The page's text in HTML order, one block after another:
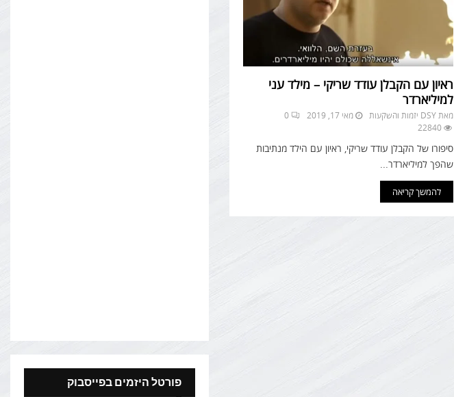
ראיון עם הקבלן עודד שריקי – מילד עני
למיליארדר
מאתDSY יזמות והשקעות מאי 17, 2019
0
22840
סיפורו של הקבלן עודד שריקי, ראיון עם הילד מנתיבות
שהפך למיליארדר...
להמשך קריאה
פורטל היזמים בפייסבוק